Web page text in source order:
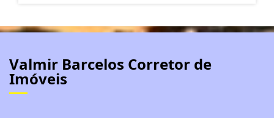
Valmir Barcelos Corretor de
Imóveis